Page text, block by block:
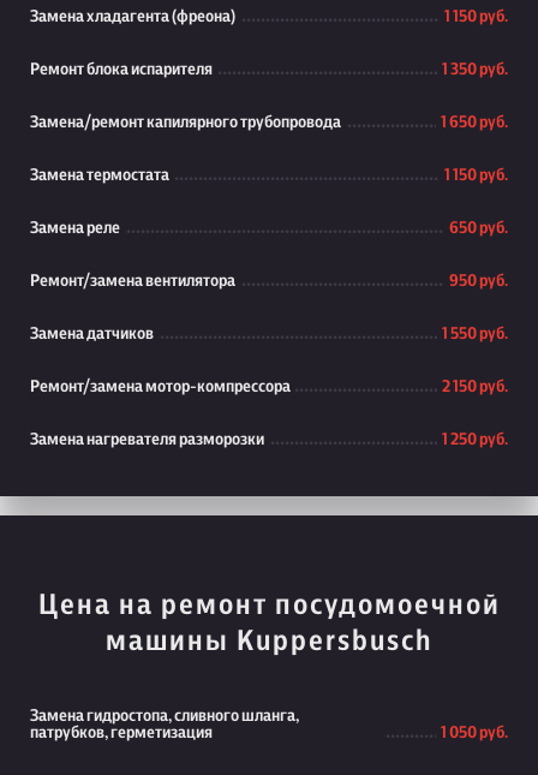
Замена хладагента (фреона) 1 150 руб.
Ремонт блока испарителя 1 350 руб.
Замена/ремонт капилярного трубопровода 1 650 руб.
Замена термостата 1 150 руб.
Замена реле 650 руб.
Ремонт/замена вентилятора 950 руб.
Замена датчиков 1 550 руб.
Ремонт/замена мотор-компрессора 2 150 руб.
Замена нагревателя разморозки 1 250 руб.
Цена на ремонт посудомоечной
машины Kuppersbusch
Замена гидростопа, сливного шланга,
патрубков, герметизация
1 050 руб.